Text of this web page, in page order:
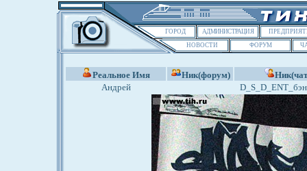
ГОРОД АДМИНИСТРАЦИЯ
НОВОСТИ
ФОРУМ
Реальное Имя Ник(форум)
Андрей